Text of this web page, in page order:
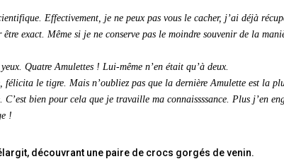
Effectivement, je ne peux pas vous le cacher, j’ai déjà
exact. Même si je ne conserve pas le moindre souvenir de la
Quatre Amulettes ! Lui-même n’en était qu’à deux.
félicita le tigre. Mais n’oubliez pas que la dernière Amulette est la
C’est bien pour cela que je travaille ma connaissssance. Plus j’en
!
découvrant une paire de crocs gorgés de venin.